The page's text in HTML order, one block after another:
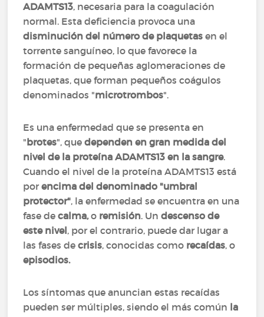
ADAMTS13, necesaria para la coagulación
normal. Esta deficiencia provoca una
disminución del número de plaquetasen el
torrente sanguíneo, lo que favorece la
formación de pequeñas aglomeraciones de
plaquetas, que forman pequeños coágulos
denominados "microtrombos".
Es una enfermedad que se presenta en
"brotes", quedependen en gran medida del
nivel de la proteína ADAMTS13 en la sangre.
Cuando el nivel de la proteína ADAMTS13 está
porencima del denominado "umbral
protector", la enfermedad se encuentra en una
fase decalma,o remisión. Undescenso de
este nivel, por el contrario, puede dar lugar a
las fases de crisis, conocidas como recaídas, o
episodios.
Los síntomas que anuncian estas recaídas
pueden ser múltiples, siendo el más común la